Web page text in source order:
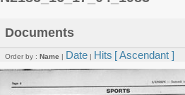
Documents
Order by : Name | Date | Hits [ Ascendant ]